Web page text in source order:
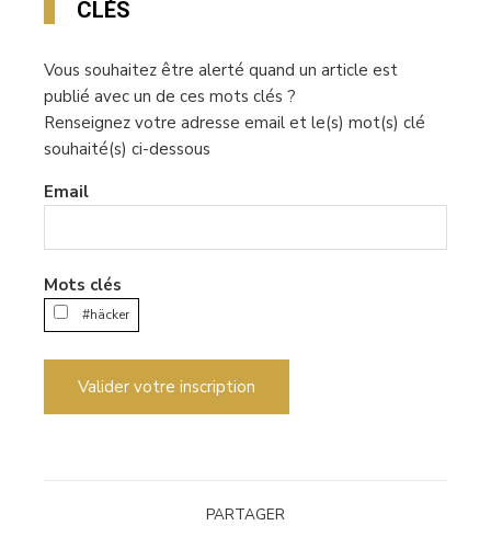
CLÉS
Vous souhaitez être alerté quand un article est
publié avec un de ces mots clés ?
Renseignez votre adresse email et le(s) mot(s) clé
souhaité(s) ci-dessous
Email
Mots clés
#häcker
Valider votre inscription
PARTAGER